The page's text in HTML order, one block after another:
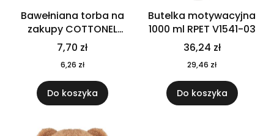
Bawełniana torba na
zakupy COTTONEL
COLOUR++ MO9846-11
7,70 zł
6,26 zł
Do koszyka
Butelka motywacyjna
1000 ml RPET V1541-03
36,24 zł
29,46 zł
Do koszyka